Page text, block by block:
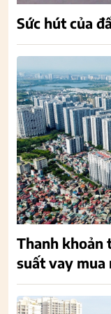
Sức hút của
Thanh khoản
suất vay mua